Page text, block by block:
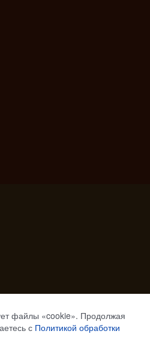
файлы «cookie». Продолжая
с Политикой обработки